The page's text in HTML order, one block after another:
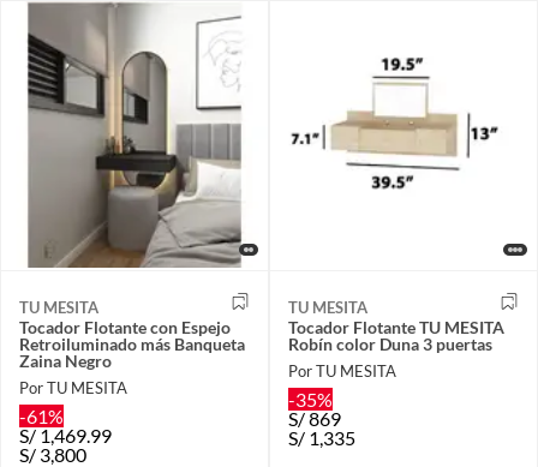
TU MESITA
Tocador Flotante con Espejo
Retroiluminado más Banqueta
Zaina Negro
Por TU MESITA
-61%
S/1,469.99
S/ 3,800
TU MESITA
Tocador Flotante TU MESITA
Robín color Duna 3 puertas
Por TU MESITA
-35%
S/869
S/ 1,335